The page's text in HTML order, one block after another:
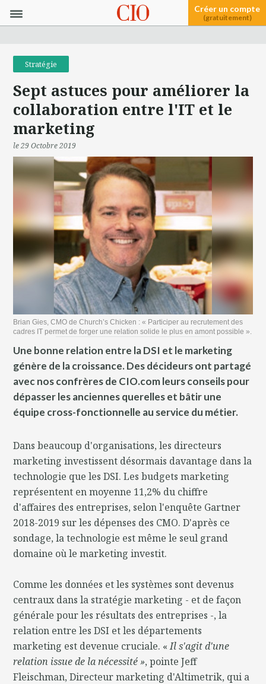
Créer un compte
(gratuitement)
Stratégie
Sept astuces pour améliorer la
collaboration entre l'IT et le
marketing
le 29 Octobre 2019
Brian Gies, CMO de Church’s Chicken : « Participer au recrutement des
cadres IT permet de forger une relation solide le plus en amont possible ».
Une bonne relation entre la DSI et le marketing
génère de la croissance. Des décideurs ont partagé
avec nos confrères de CIO.com leurs conseils pour
dépasser les anciennes querelles et bâtir une
équipe cross-fonctionnelle au service du métier.
Dans beaucoup d'organisations, les directeurs
marketing investissent désormais davantage dans la
technologie que les DSI. Les budgets marketing
représentent en moyenne 11,2% du chiffre
d'affaires des entreprises, selon l'enquête Gartner
2018-2019 sur les dépenses des CMO. D'après ce
sondage, la technologie est même le seul grand
domaine où le marketing investit.
Comme les données et les systèmes sont devenus
centraux dans la stratégie marketing - et de façon
générale pour les résultats des entreprises -, la
relation entre les DSI et les départements
marketing est devenue cruciale. «Il s'agit d'une
relation issue de la nécessité », pointe Jeff
Fleischman, Directeur marketing d'Altimetrik, qui a